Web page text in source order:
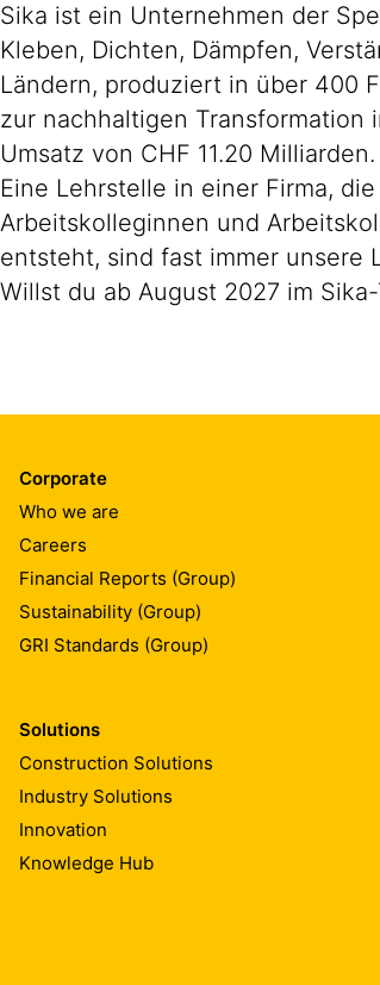
Sika ist ein Unternehmen der
Kleben, Dichten, Dämpfen,
Ländern, produziert in über 400
zur nachhaltigen Transformation
Umsatz von CHF 11.20 Milliarden.
Eine Lehrstelle in einer Firma,
Arbeitskolleginnen und
entsteht, sind fast immer unsere
Willst du ab August 2027 im
Corporate
Who we are
Careers
Financial Reports (Group)
Sustainability (Group)
GRI Standards (Group)
Solutions
Construction Solutions
Industry Solutions
Innovation
Knowledge Hub